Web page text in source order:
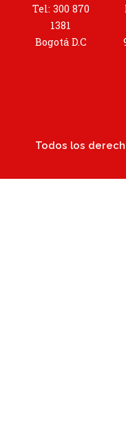
Tel: 300 870
1381
Bogotá D.C
Todos los